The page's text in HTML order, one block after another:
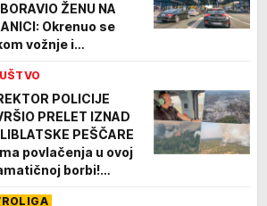
ŽENU NA
Okrenuo se
vožnje i
šok života, evo
MU JE REKLA kad ga
POLICIJE
PRELET IZNAD
PEŠČARE
povlačenja u ovoj
borbi!